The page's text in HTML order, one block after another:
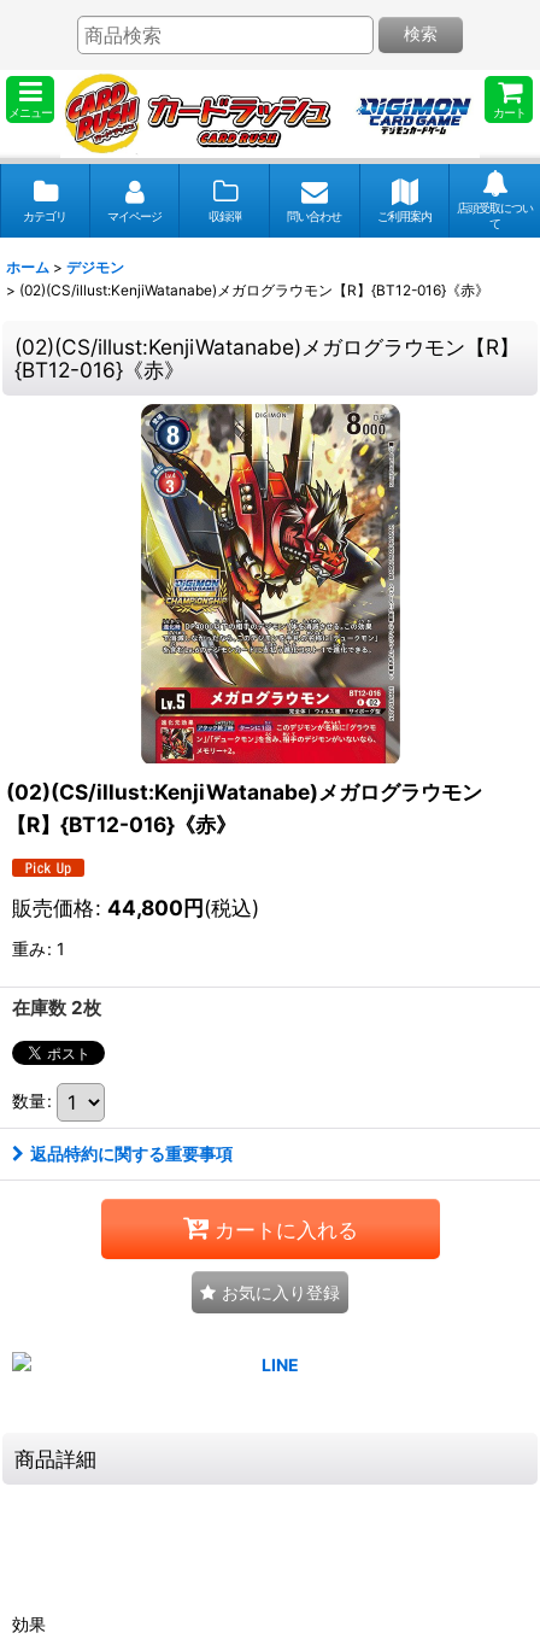
メニュー カート
検索
カテゴリ マイページ 収録弾 問い合わせ ご利用案内
店頭受取につい
て
ホーム > デジモン
> (02)(CS/illust:KenjiWatanabe)メガログラウモン【R】{BT12-016}《赤》
(02)(CS/illust:KenjiWatanabe)メガログラウモン【R】
{BT12-016}《赤》
(02)(CS/illust:KenjiWatanabe)メガログラウモン
【R】{BT12-016}《赤》
販売価格: 44,800円(税込)
重み: 1
在庫数 2枚
数量:
返品特約に関する重要事項
カートに入れる
お気に入り登録
商品詳細
効果